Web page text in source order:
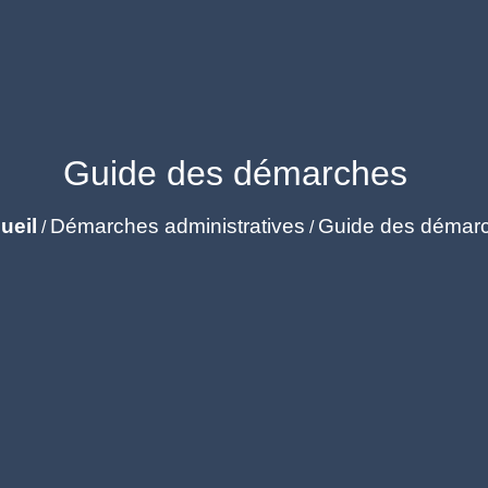
Guide des démarches
/ Démarches administratives / Guide des